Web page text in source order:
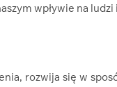
wpływie na ludzi
rozwija się w